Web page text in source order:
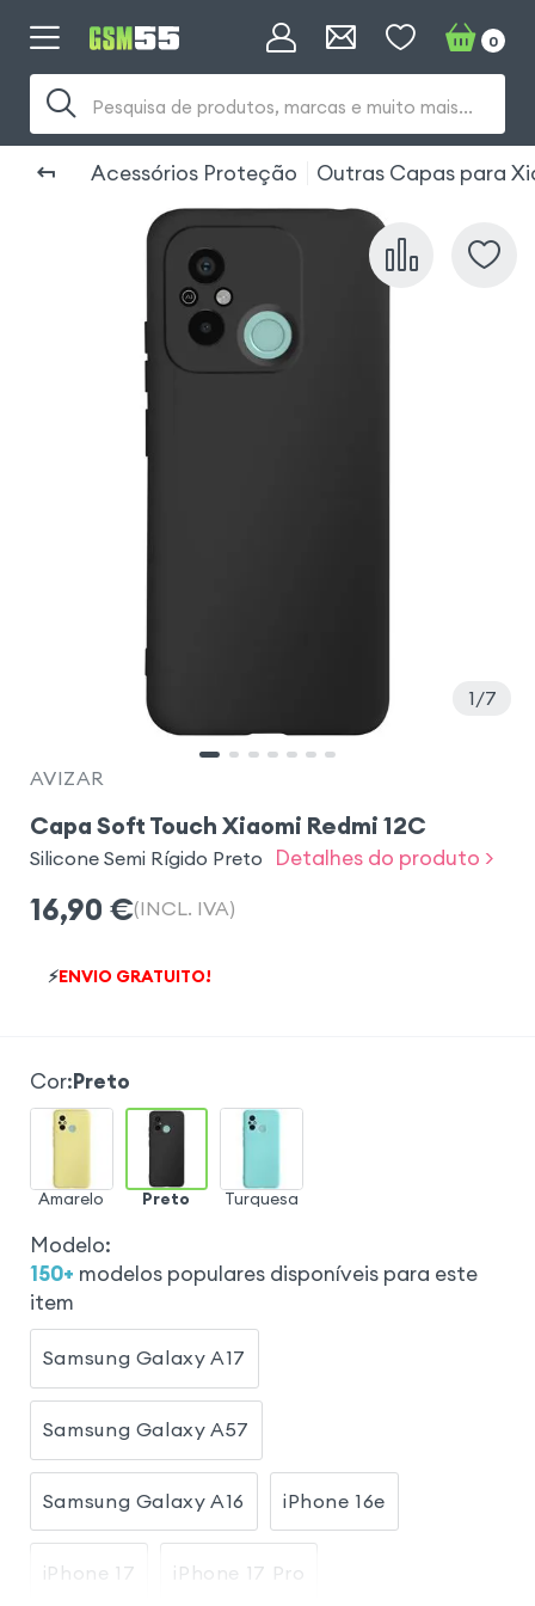
Pesquisa de produtos, marcas e muito mais...
0
Acessórios Proteção Outras Capas para
1 7
AVIZAR
Capa Soft Touch Xiaomi Redmi 12C
Silicone Semi Rígido Preto Detalhes do produto >
16,90 €(INCL. IVA)
⚡ENVIO GRATUITO!
Cor:Preto
Amarelo Preto Turquesa
Modelo:
150+ modelos populares disponíveis para este
item
Samsung Galaxy A17
Samsung Galaxy A57
Samsung Galaxy A16 iPhone 16e
iPhone 17 iPhone 17 Pro